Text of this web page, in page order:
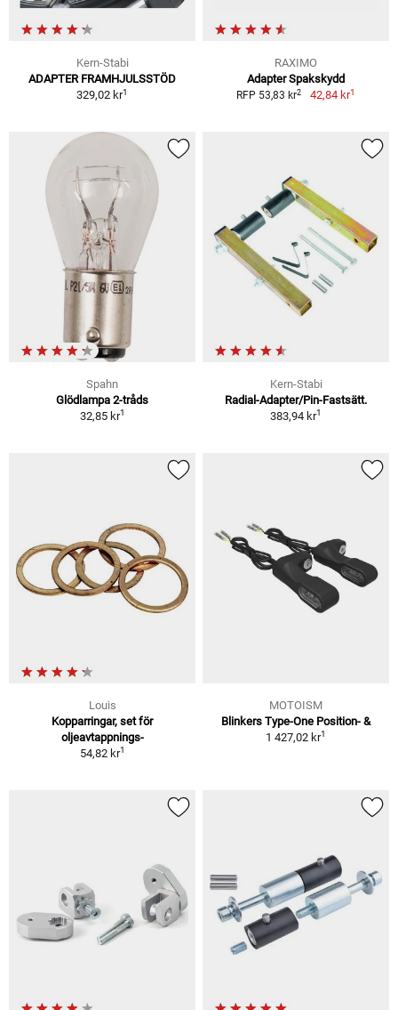
Kern-Stabi
ADAPTER FRAMHJULSSTÖD
329,02 kr1
RAXIMO
Adapter Spakskydd
RFP 53,83 kr2 42,84 kr1
Spahn
Glödlampa 2-tråds
32,85 kr1
Kern-Stabi
Radial-Adapter/Pin-Fastsätt.
383,94 kr1
Louis
Kopparringar, set för
oljeavtappnings-
54,82 kr1
MOTOISM
Blinkers Type-One Position- &
1 427,02 kr1